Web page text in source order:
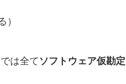
）
は全て ソフトウェア仮勘定